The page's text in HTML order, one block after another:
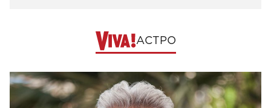
АСТРО